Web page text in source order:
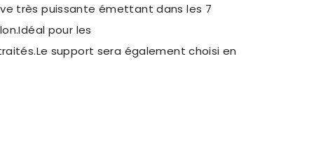
très puissante émettant dans les 7
pour les
support sera également choisi en